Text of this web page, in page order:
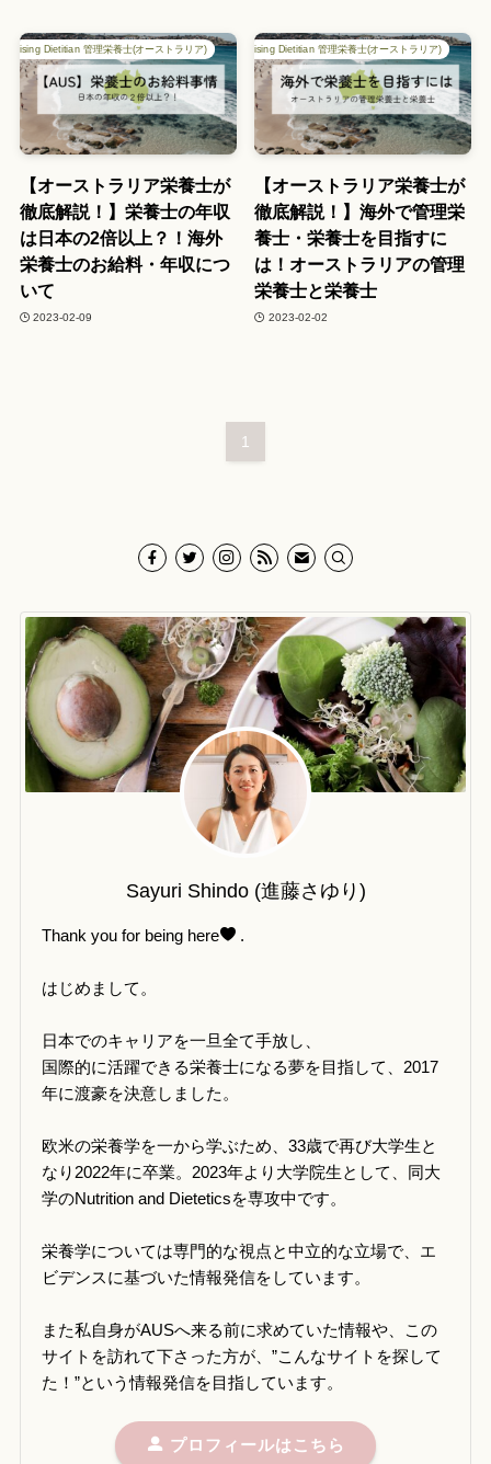
Dietitian 管理栄養士(オーストラリア)
【オーストラリア栄養士が
徹底解説！】栄養士の年収
は日本の2倍以上？！海外
栄養士のお給料・年収につ
いて
2023-02-09
Accredited Practising Dietitian 管理栄養士(オーストラリア)
【オーストラリア栄養士が
徹底解説！】海外で管理栄
養士・栄養士を目指すに
は！オーストラリアの管理
栄養士と栄養士
2023-02-02
1
Sayuri Shindo (進藤さゆり)
Thank you for being here .
はじめまして。
日本でのキャリアを一旦全て手放し、
国際的に活躍できる栄養士になる夢を目指して、2017
年に渡豪を決意しました。
欧米の栄養学を一から学ぶため、33歳で再び大学生と
なり2022年に卒業。2023年より大学院生として、同大
学のNutrition and Dieteticsを専攻中です。
栄養学については専門的な視点と中立的な立場で、エ
ビデンスに基づいた情報発信をしています。
また私自身がAUSへ来る前に求めていた情報や、この
サイトを訪れて下さった方が、”こんなサイトを探して
た！”という情報発信を目指しています。
プロフィールはこちら